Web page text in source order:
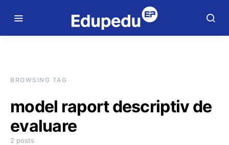
BROWSING TAG
model raport descriptiv de
evaluare
2 posts